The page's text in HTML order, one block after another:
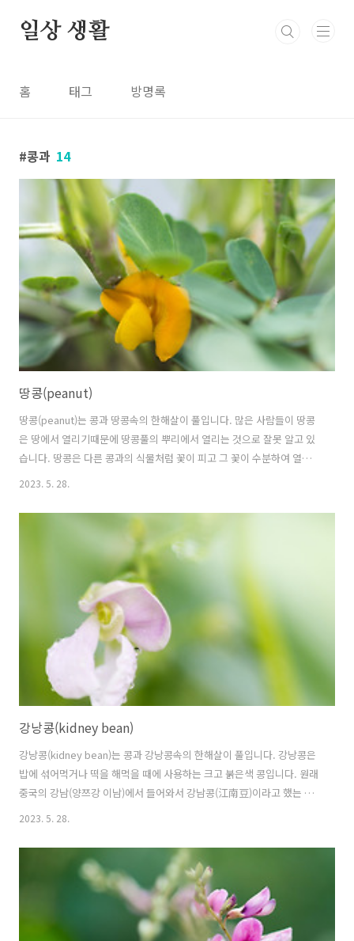
일상 생활
홈 태그 방명록
콩과 14
땅콩(peanut)
땅콩(peanut)는 콩과 땅콩속의 한해살이 풀입니다. 많은 사람들이 땅콩
은 땅에서 열리기때문에 땅콩풀의 뿌리에서 열리는 것으로 잘못 알고 있
습니다. 땅콩은 다른 콩과의 식물처럼 꽃이 피고 그 꽃이 수분하여 열매
를 맺습니다. 그런데, 다른 점은 땅콩은 지상에서 꽃이 피고 수분이 이루
땅속에 박힌 씨방의 끝에 땅콩이 열립니다. 그래서 수확할 때 보면 땅콩
은 꽃이 피었던 줄기에서 땅속의 열매까지 단단한 실로 메달려 있는 것을
볼 수 있습니다. 땅콩은 왜 땅위에서 열매를 맺지 않고 땅속에서 열매를
맺는걸까요? 혹시 새나 짐승들이 먹지 못하도록 땅속에 숨겼을까요? 땅
콩의 꽃말은 "그리움"입니다. 학명 Arachis hypogaea L. 분류 식..
2023. 5. 28.
강낭콩(kidney bean)
강낭콩(kidney bean)는 콩과 강낭콩속의 한해살이 풀입니다. 강낭콩은
밥에 섞어먹거나 떡을 해먹을 때에 사용하는 크고 붉은색 콩입니다. 원래
중국의 강남(양쯔강 이남)에서 들어와서 강남콩(江南豆)이라고 했는 데,
강낭콩, 강남콩 헤깔려하다가 서울의 강남이 개발되면서 강남콩이라고
춤법 개정때부터 강낭콩이 표준어가 되었다고 합니다. 강낭콩의 꽃말은
"행복한 삶"입니다. 학명 Phaseolus vulgaris L. 분류 식물계 └ 속씨식
물문 └ 쌍떡잎식물강 └ 콩목 └ 콩과 └ 강낭콩속 └ 강낭콩 다른이름
채두(菜豆), 운두(雲豆), 변두(藊豆), 작두(鵲豆), 용과두(龍瓜豆), 백반
두(白飯豆), 두각(豆角), 설편두(雪扁豆), 강남콩..
2023. 5. 28.